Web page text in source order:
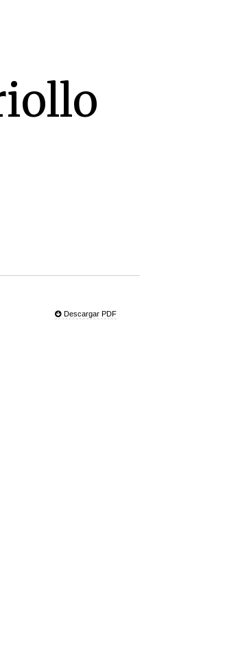
Descargar PDF